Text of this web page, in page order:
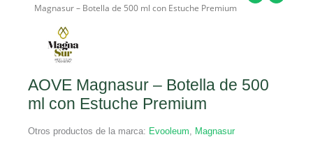
Magnasur – Botella de 500 ml con Estuche Premium
AOVE Magnasur – Botella de 500
ml con Estuche Premium
Otros productos de la marca: Evooleum, Magnasur